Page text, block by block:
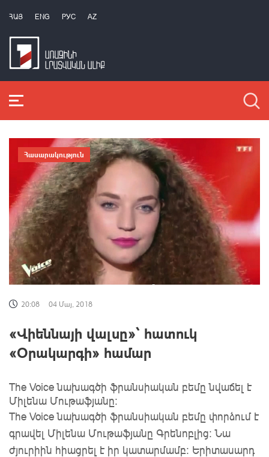
ՀԱՅ ENG РУС AZ
Հասարակություն
20:08 04 Մայ, 2018
«Վիեննայի վալսը»` հատուկ
«Օրակարգի» համար
The Voice նախագծի ֆրանսիական բեմը նվաճել է
Միլենա Մութաֆյանը:
The Voice նախագծի ֆրանսիական բեմը փորձում է
գրավել Միլենա Մութաֆյանը Գրենոբլից: Նա
ժյուրիին հիացրել է իր կատարմամբ: Երիտասարդ